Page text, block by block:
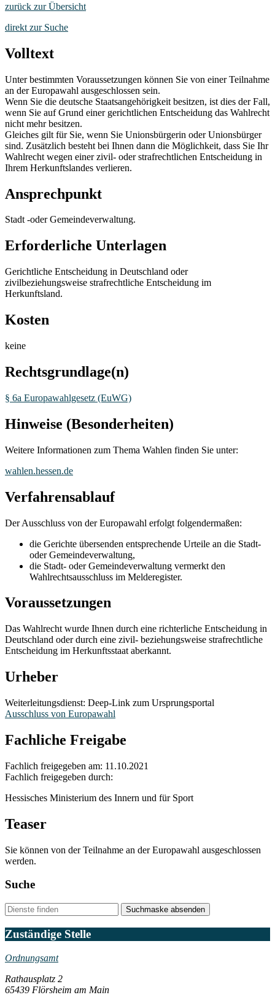
zurück zur Übersicht
direkt zur Suche
Volltext
Unter bestimmten Voraussetzungen können Sie von einer Teilnahme
an der Europawahl ausgeschlossen sein.
Wenn Sie die deutsche Staatsangehörigkeit besitzen, ist dies der Fall,
wenn Sie auf Grund einer gerichtlichen Entscheidung das Wahlrecht
nicht mehr besitzen.
Gleiches gilt für Sie, wenn Sie Unionsbürgerin oder Unionsbürger
sind. Zusätzlich besteht bei Ihnen dann die Möglichkeit, dass Sie Ihr
Wahlrecht wegen einer zivil- oder strafrechtlichen Entscheidung in
Ihrem Herkunftslandes verlieren.
Ansprechpunkt
Stadt -oder Gemeindeverwaltung.
Erforderliche Unterlagen
Gerichtliche Entscheidung in Deutschland oder
zivilbeziehungsweise strafrechtliche Entscheidung im
Herkunftsland.
Kosten
keine
Rechtsgrundlage(n)
§ 6a Europawahlgesetz (EuWG)
Hinweise (Besonderheiten)
Weitere Informationen zum Thema Wahlen finden Sie unter:
wahlen.hessen.de
Verfahrensablauf
Der Ausschluss von der Europawahl erfolgt folgendermaßen:
die Gerichte übersenden entsprechende Urteile an die Stadt-
oder Gemeindeverwaltung,
die Stadt- oder Gemeindeverwaltung vermerkt den
Wahlrechtsausschluss im Melderegister.
Voraussetzungen
Das Wahlrecht wurde Ihnen durch eine richterliche Entscheidung in
Deutschland oder durch eine zivil- beziehungsweise strafrechtliche
Entscheidung im Herkunftsstaat aberkannt.
Urheber
Weiterleitungsdienst: Deep-Link zum Ursprungsportal
Ausschluss von Europawahl
Fachliche Freigabe
Fachlich freigegeben am: 11.10.2021
Fachlich freigegeben durch:
Hessisches Ministerium des Innern und für Sport
Teaser
Sie können von der Teilnahme an der Europawahl ausgeschlossen
werden.
Suche
Suchmaske absenden
Zuständige Stelle
Ordnungsamt
Rathausplatz 2
65439 Flörsheim am Main